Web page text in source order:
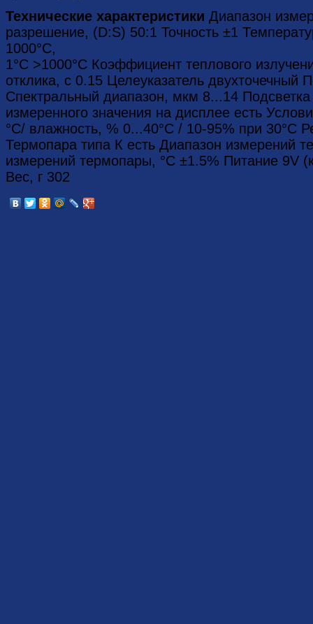
Технические характеристики Диапазон
разрешение, (D:S) 50:1 Точность ±1
1000°С,
1°С >1000°С Коэффициент теплового
отклика, с 0.15 Целеуказатель двухточечный
Спектральный диапазон, мкм 8...14
измеренного значения на дисплее есть
°С/ влажность, % 0...40°С / 10-95% при 30°С
Термопара типа К есть Диапазон измерений
измерений термопары, °С ±1.5% Питание 9V
Вес, г 302